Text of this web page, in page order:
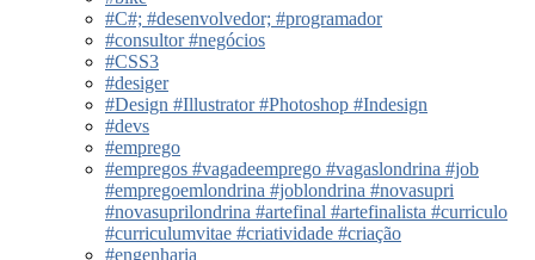
#C#; #desenvolvedor; #programador
#consultor #negócios
#CSS3
#desiger
#Design #Illustrator #Photoshop #Indesign
#devs
#emprego
#empregos #vagadeemprego #vagaslondrina #job
#empregoemlondrina #joblondrina #novasupri
#novasuprilondrina #artefinal #artefinalista #curriculo
#curriculumvitae #criatividade #criação
#engenharia